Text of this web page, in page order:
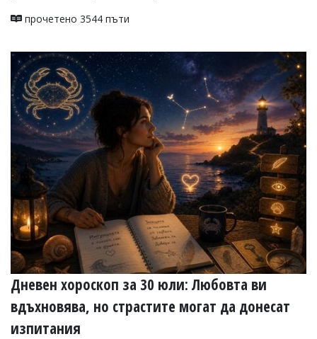
прочетено 3544 пъти
Дневен хороскоп за 30 юли: Любовта ви
вдъхновява, но страстите могат да донесат
изпитания